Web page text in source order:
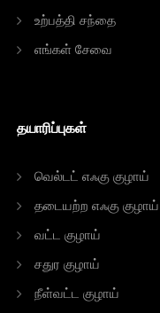
உற்பத்தி சந்தை
எங்கள் சேவை
தயாரிப்புகள்
வெல்டட் எஃகு குழாய்
தடையற்ற எஃகு குழாய்
வட்ட குழாய்
சதுர குழாய்
நீள்வட்ட குழாய்